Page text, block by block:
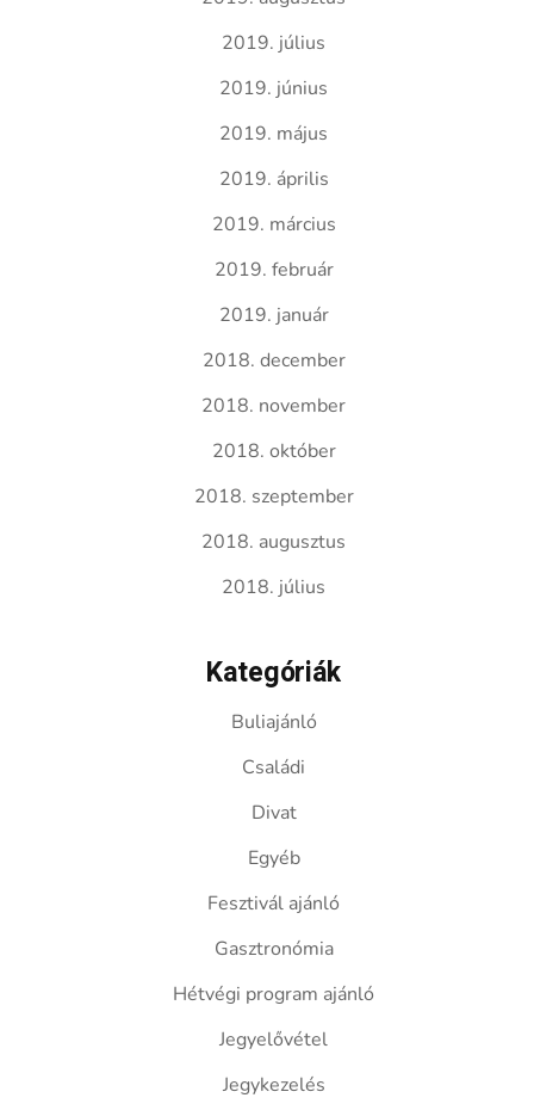
2019. július
2019. június
2019. május
2019. április
2019. március
2019. február
2019. január
2018. december
2018. november
2018. október
2018. szeptember
2018. augusztus
2018. július
Kategóriák
Buliajánló
Családi
Divat
Egyéb
Fesztivál ajánló
Gasztronómia
Hétvégi program ajánló
Jegyelővétel
Jegykezelés